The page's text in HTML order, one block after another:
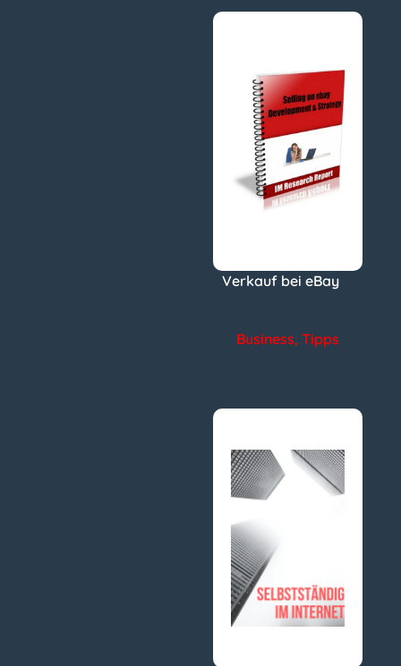
Verkauf bei eBay
Business,Tipps